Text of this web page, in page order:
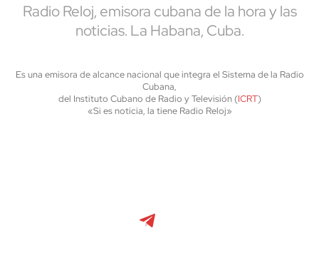
Radio Reloj, emisora cubana de la hora y las
noticias. La Habana, Cuba.
Es una emisora de alcance nacional que integra el Sistema de la Radio
Cubana,
del Instituto Cubano de Radio y Televisión (ICRT)
«Si es noticia, la tiene Radio Reloj»